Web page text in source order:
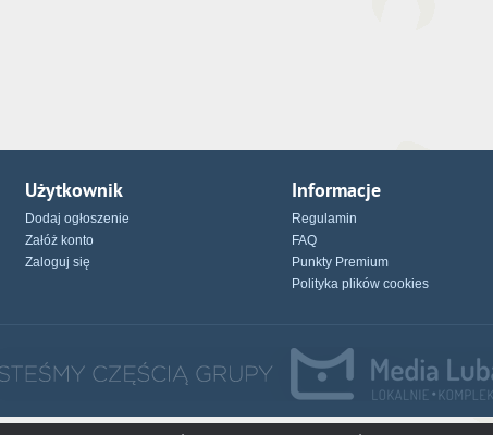
Użytkownik
Dodaj ogłoszenie
Załóż konto
Zaloguj się
Informacje
Regulamin
FAQ
Punkty Premium
Polityka plików cookies